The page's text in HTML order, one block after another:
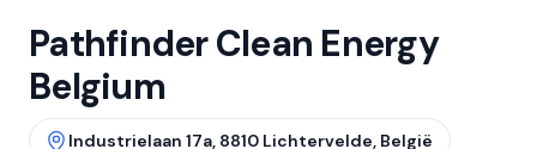
Pathfinder Clean Energy
Belgium
Industrielaan 17a, 8810 Lichtervelde, België